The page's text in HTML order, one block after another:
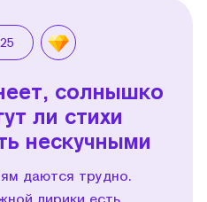
солнышко
ли стихи
нескучными
даются трудно.
лирики есть